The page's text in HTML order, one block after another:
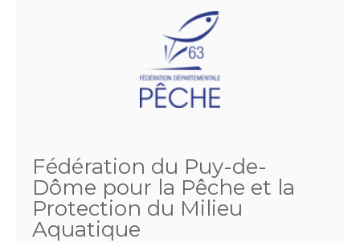
Fédération du Puy-de-
Dôme pour la Pêche et la
Protection du Milieu
Aquatique